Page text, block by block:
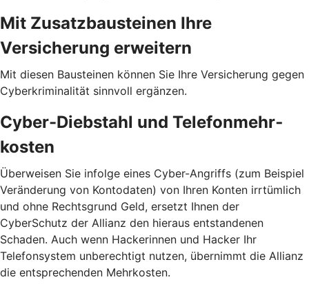
Mit Zusatzbausteinen Ihre
Versicherung erweitern
Mit diesen Bausteinen können Sie Ihre Versicherung gegen
Cyberkriminalität sinnvoll ergänzen.
Cyber-Diebstahl und Telefon­mehr­
kosten
Überweisen Sie infolge eines Cyber-Angriffs (zum Beispiel
Veränderung von Kontodaten) von Ihren Konten irrtümlich
und ohne Rechtsgrund Geld, ersetzt Ihnen der
CyberSchutz der Allianz den hieraus entstandenen
Schaden. Auch wenn Hackerinnen und Hacker Ihr
Telefonsystem unberechtigt nutzen, übernimmt die Allianz
die entsprechenden Mehrkosten.